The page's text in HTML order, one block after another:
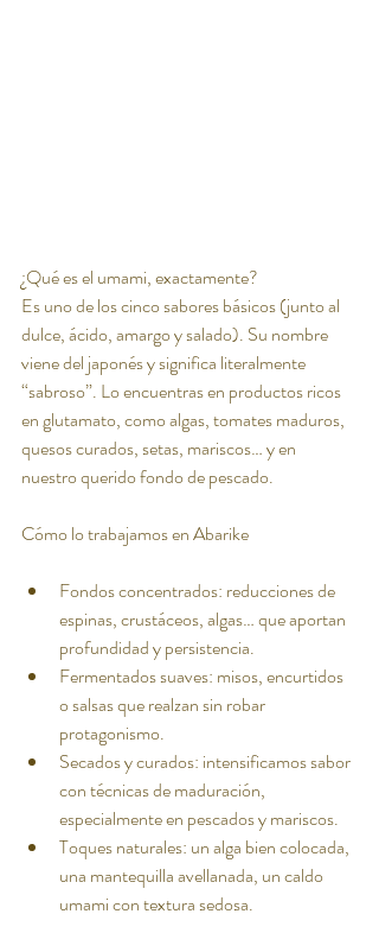
¿Qué es el umami, exactamente?
Es uno de los cinco sabores básicos (junto al
dulce, ácido, amargo y salado). Su nombre
viene del japonés y significa literalmente
“sabroso”. Lo encuentras en productos ricos
en glutamato, como algas, tomates maduros,
quesos curados, setas, mariscos… y en
nuestro querido fondo de pescado.
Cómo lo trabajamos en Abarike
Fondos concentrados: reducciones de
espinas, crustáceos, algas… que aportan
profundidad y persistencia.
Fermentados suaves: misos, encurtidos
o salsas que realzan sin robar
protagonismo.
Secados y curados: intensificamos sabor
con técnicas de maduración,
especialmente en pescados y mariscos.
Toques naturales: un alga bien colocada,
una mantequilla avellanada, un caldo
umami con textura sedosa.